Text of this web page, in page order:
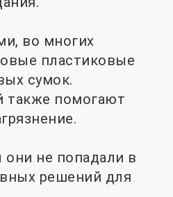
во многих
пластиковые
сумок.
также помогают
не попадали в
решений для